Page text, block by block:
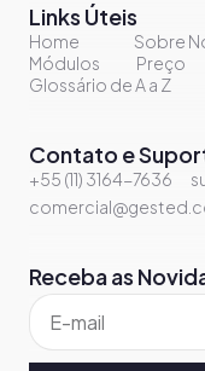
Receba as
Links Úteis
Home
Sobre
Módulos
Preço
Glossário de A a Z
Contato e
+55 (11) 3164-7636